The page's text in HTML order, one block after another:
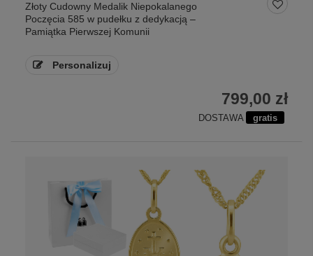
Złoty Cudowny Medalik Niepokalanego
Poczęcia 585 w pudełku z dedykacją –
Pamiątka Pierwszej Komunii
Personalizuj
799,00 zł
DOSTAWA gratis